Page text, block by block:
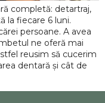
completă: detartraj,
la fiecare 6 luni.
persoane. A avea
ne oferă mai
reusim să cucerim
dentară și cât de